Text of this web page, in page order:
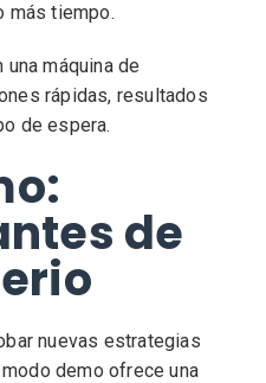
más tiempo.
máquina de
rápidas, resultados
de espera.
de
nuevas estrategias
demo ofrece una